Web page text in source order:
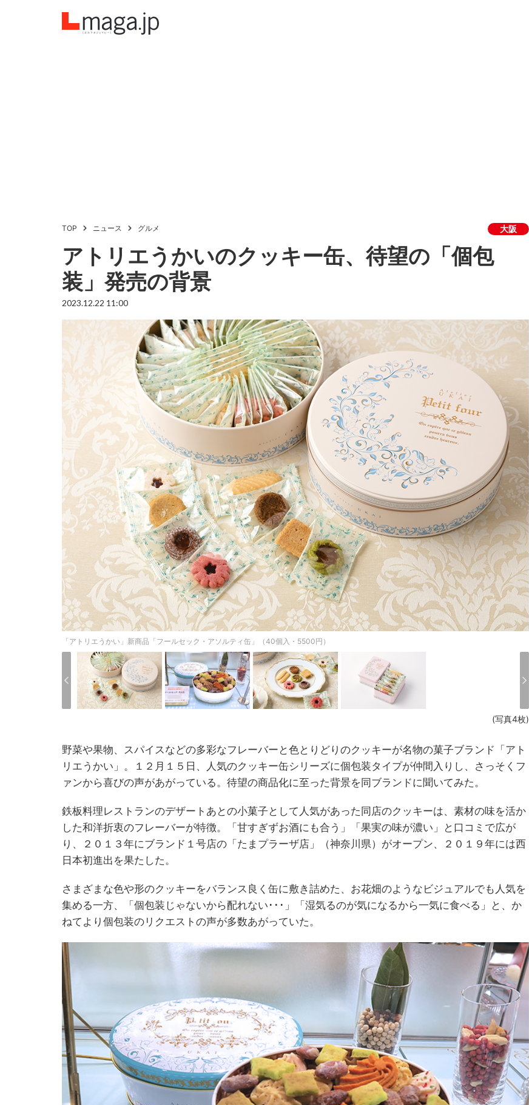
TOP ニュース グルメ 大阪
アトリエうかいのクッキー缶、待望の「個包
装」発売の背景
2023.12.22 11:00
「アトリエうかい」新商品「フールセック・アソルティ缶」（40個入・5500円）
(写真4枚)
野菜や果物、スパイスなどの多彩なフレーバーと色とりどりのクッキーが名物の菓子ブランド「アト
リエうかい」。１２月１５日、人気のクッキー缶シリーズに個包装タイプが仲間入りし、さっそくフ
ァンから喜びの声があがっている。待望の商品化に至った背景を同ブランドに聞いてみた。
鉄板料理レストランのデザートあとの小菓子として人気があった同店のクッキーは、素材の味を活か
した和洋折衷のフレーバーが特徴。「甘すぎずお酒にも合う」「果実の味が濃い」と口コミで広が
り、２０１３年にブランド１号店の「たまプラーザ店」（神奈川県）がオープン、２０１９年には西
日本初進出を果たした。
さまざまな色や形のクッキーをバランス良く缶に敷き詰めた、お花畑のようなビジュアルでも人気を
集める一方、「個包装じゃないから配れない･･･」「湿気るのが気になるから一気に食べる」と、か
ねてより個包装のリクエストの声が多数あがっていた。